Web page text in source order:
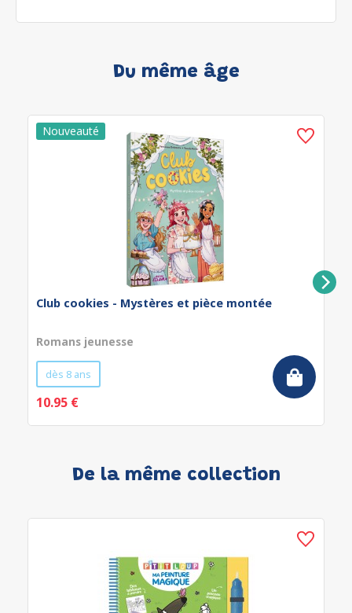
Du même âge
Club cookies - Mystères et pièce montée
Romans jeunesse
dès 8 ans
10.95 €
De la même collection